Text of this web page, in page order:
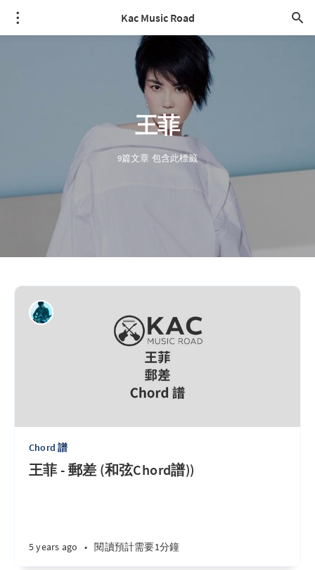
Kac Music Road
王菲
9篇文章 包含此標籤
Chord 譜
王菲 - 郵差 (和弦Chord譜))
5 years ago • 閱讀預計需要1分鐘